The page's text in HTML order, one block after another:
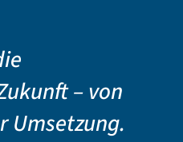
– von
Umsetzung.